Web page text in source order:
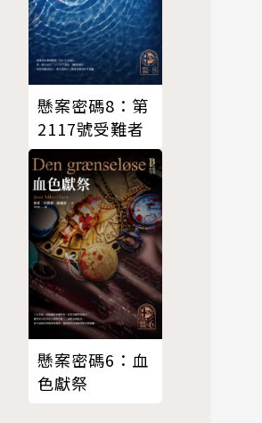
懸案密碼8：第
2117號受難者
懸案密碼6：血
色獻祭